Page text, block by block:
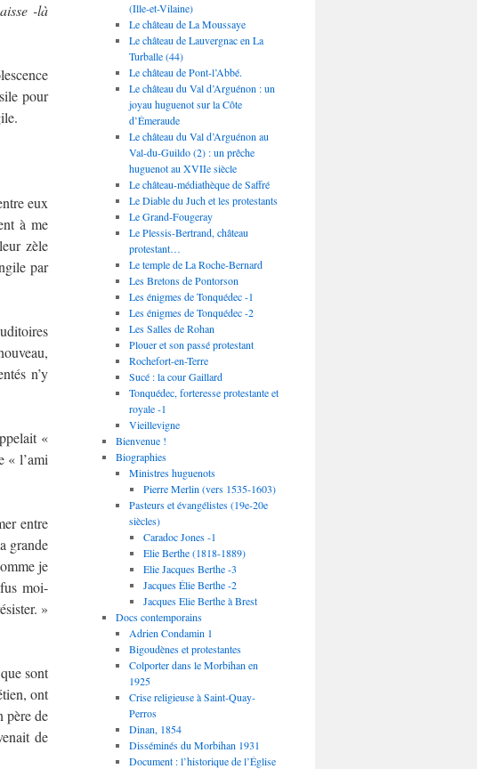
-là
pour
eux
à me
zèle
par
n’y
«
« l’ami
entre
grande
je
moi-
»
sont
ont
père de
de
(Ille-et-Vilaine)
Le château de La Moussaye
Le château de Lauvergnac en La
Turballe (44)
Le château de Pont-l’Abbé.
Le château du Val d’Arguénon : un
joyau huguenot sur la Côte
d’Émeraude
Le château du Val d’Arguénon au
Val-du-Guildo (2) : un prêche
huguenot au XVIIe siècle
Le château-médiathèque de Saffré
Le Diable du Juch et les protestants
Le Grand-Fougeray
Le Plessis-Bertrand, château
protestant…
Le temple de La Roche-Bernard
Les Bretons de Pontorson
Les énigmes de Tonquédec -1
Les énigmes de Tonquédec -2
Les Salles de Rohan
Plouer et son passé protestant
Rochefort-en-Terre
Sucé : la cour Gaillard
Tonquédec, forteresse protestante et
royale -1
Vieillevigne
Bienvenue !
Biographies
Ministres huguenots
Pierre Merlin (vers 1535-1603)
Pasteurs et évangélistes (19e-20e
siècles)
Caradoc Jones -1
Elie Berthe (1818-1889)
Elie Jacques Berthe -3
Jacques Élie Berthe -2
Jacques Elie Berthe à Brest
Docs contemporains
Adrien Condamin 1
Bigoudènes et protestantes
Colporter dans le Morbihan en
1925
Crise religieuse à Saint-Quay-
Perros
Dinan, 1854
Disséminés du Morbihan 1931
Document : l’historique de l’Église